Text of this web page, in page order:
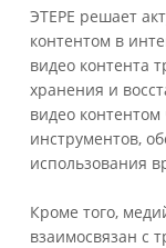
ЭТЕРЕ решает
контентом в
видео контента
хранения и
видео
инструментов,
использования
Кроме того,
взаимосвязан с